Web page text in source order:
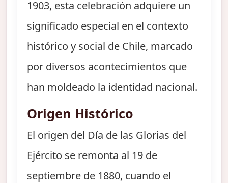
1903, esta celebración adquiere un
significado especial en el contexto
histórico y social de Chile, marcado
por diversos acontecimientos que
han moldeado la identidad nacional.
Origen Histórico
El origen del Día de las Glorias del
Ejército se remonta al 19 de
septiembre de 1880, cuando el